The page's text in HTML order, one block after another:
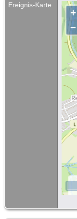
Ereignis-Karte
+
–